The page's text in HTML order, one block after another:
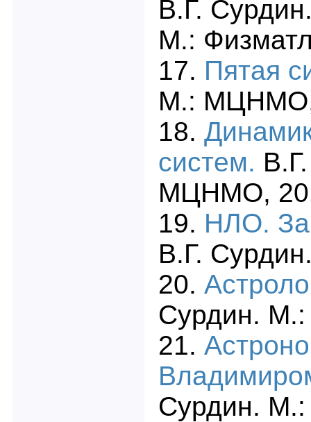
В.Г.
М.:
17. Пятая
М.:
18.
систем.
МЦНМО,
19. НЛО.
В.Г.
20.
Сурдин. М.:
21.
Сурдин.